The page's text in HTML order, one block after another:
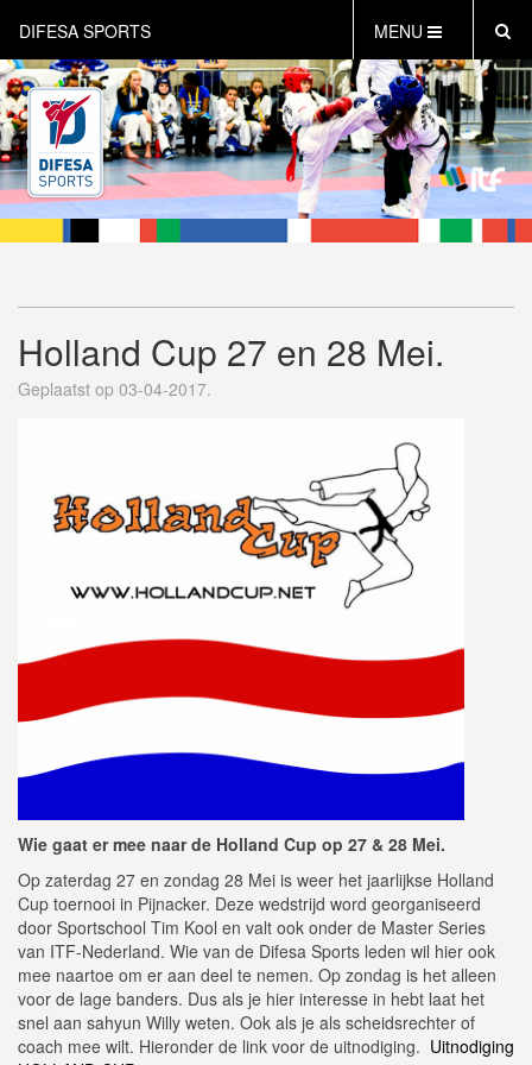
DIFESA SPORTS MENU
HOME
AKTUEEL
OVER DIFESA SPORTS
TAEKWON-DO
OPEN DUTCH
WEBSHOP
Holland Cup 27 en 28 Mei.
Geplaatst op 03-04-2017.
Wie gaat er mee naar de Holland Cup op 27 & 28 Mei.
Op zaterdag 27 en zondag 28 Mei is weer het jaarlijkse Holland
Cup toernooi in Pijnacker. Deze wedstrijd word georganiseerd
door Sportschool Tim Kool en valt ook onder de Master Series
van ITF-Nederland. Wie van de Difesa Sports leden wil hier ook
mee naartoe om er aan deel te nemen. Op zondag is het alleen
voor de lage banders. Dus als je hier interesse in hebt laat het
snel aan sahyun Willy weten. Ook als je als scheidsrechter of
coach mee wilt. Hieronder de link voor de uitnodiging. Uitnodiging